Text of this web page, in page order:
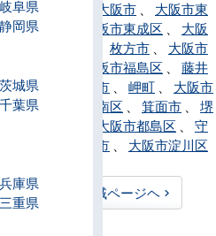
市東区
東大阪市
大阪市東
住吉区
大阪市東成区
大阪
枚方市
大阪市
大阪市福島区
藤井
寺市
松原市 岬町
大阪市
港区
堺市南区 箕面市
堺
大阪市都島区
守
八尾市 大阪市淀川区
大阪府全域ページヘ
在地
岐阜県
静岡県
茨城県
千葉県
兵庫県
三重県